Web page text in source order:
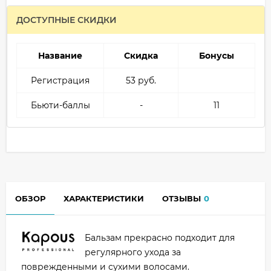
ДОСТУПНЫЕ СКИДКИ
Название Скидка Бонусы
Регистрация 53 руб.
Бьюти-баллы - 11
ОБЗОР ХАРАКТЕРИСТИКИ ОТЗЫВЫ 0
Бальзам прекрасно подходит для
регулярного ухода за
поврежденными и сухими волосами.